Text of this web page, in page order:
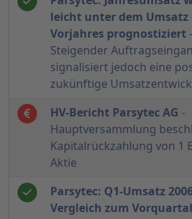
leicht unter dem Umsatz
Vorjahres prognostiziert-
Steigender
signalisiert jedoch eine
zukünftige
HV-Bericht Parsytec AG -
Hauptversammlung
Kapitalrückzahlung von 1
Aktie
Parsytec: Q1-Umsatz
Vergleich zum